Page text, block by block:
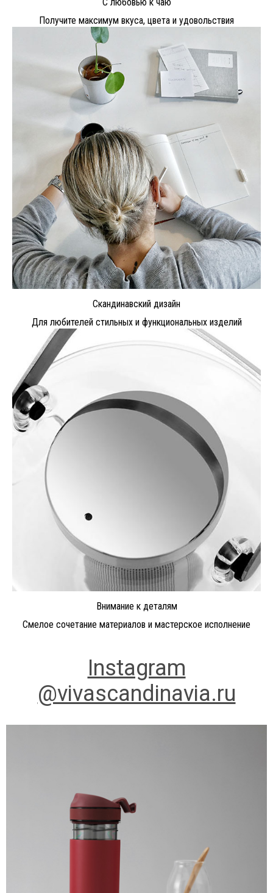
Получите максимум вкуса, цвета и удовольствия
Скандинавский дизайн
Для любителей стильных и функциональных изделий
Внимание к деталям
Смелое сочетание материалов и мастерское исполнение
Instagram
@vivascandinavia.ru